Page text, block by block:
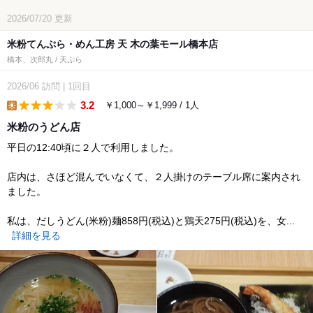
2026/07/20 更新
米粉てんぷら・めん工房 天 木の葉モール橋本店
橋本、次郎丸 / 天ぷら
2026/06 訪問 1回目
3.2 ￥1,000～￥1,999 / 1人
米粉のうどん店
平日の12:40頃に２人で利用しました。
店内は、さほど混んでいなくて、２人掛けのテーブル席に案内され
ました。
私は、だしうどん(米粉)麺858円(税込)と鶏天275円(税込)を、女...
詳細を見る